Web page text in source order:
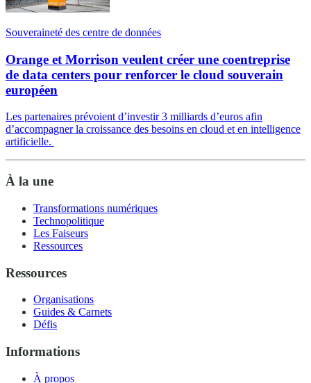
Souveraineté des centre de données
Orange et Morrison veulent créer une coentreprise
de data centers pour renforcer le cloud souverain
européen
Les partenaires prévoient d’investir 3 milliards d’euros afin
d’accompagner la croissance des besoins en cloud et en intelligence
artificielle.
À la une
Transformations numériques
Technopolitique
Les Faiseurs
Ressources
Ressources
Organisations
Guides & Carnets
Défis
Informations
À propos